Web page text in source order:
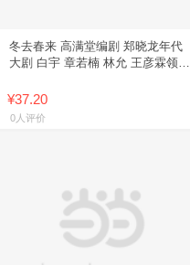
冬去春来 高满堂编剧 郑晓龙年代
大剧 白宇 章若楠 林允 王彦霖领衔
烫青春图鉴 梦想奋斗
¥37.20
0人评价